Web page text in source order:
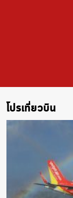
โปรเที่ยวบิน